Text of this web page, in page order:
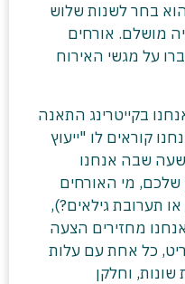
בחר לשנות שלוש
מושלם. אורחים
על מגשי האירוח
בקייטרינג התאנה
קוראים לו "ייעוץ
שעה שבה אנחנו
שלכם, מי האורחים
תערובת גילאים?),
מחזירים הצעה
תפריט, כל אחת עם עלות
וחלקן